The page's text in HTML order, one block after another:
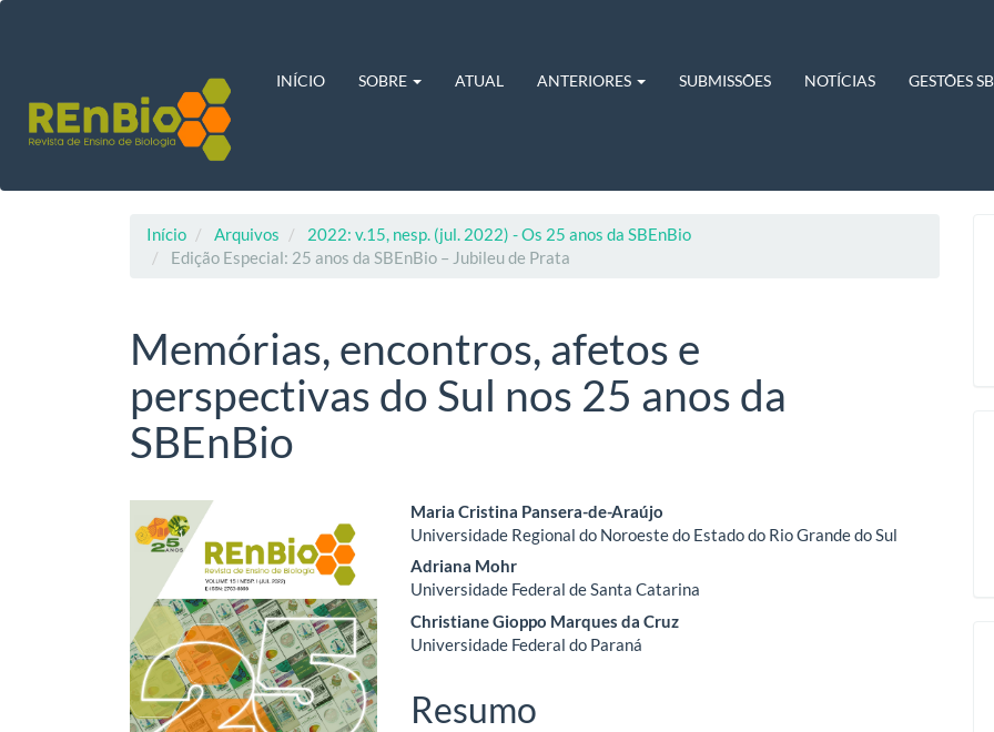
Barra
Lateral
INÍCIO SOBRE ATUAL ANTERIORES SUBMISSÕES NOTÍCIAS GESTÕES
Início Arquivos
2022: v.15, nesp. (jul. 2022) - Os 25 anos da SBEnBio
Edição Especial: 25 anos da SBEnBio – Jubileu de Prata
Memórias, encontros, afetos e
perspectivas do Sul nos 25 anos da
SBEnBio
Barra
lateral
de
artigos
Conteúdo
do
artigo
principal
Maria Cristina Pansera-de-Araújo
Universidade Regional do Noroeste do Estado do Rio Grande do Sul
Adriana Mohr
Universidade Federal de Santa Catarina
Christiane Gioppo Marques da Cruz
Universidade Federal do Paraná
Resumo